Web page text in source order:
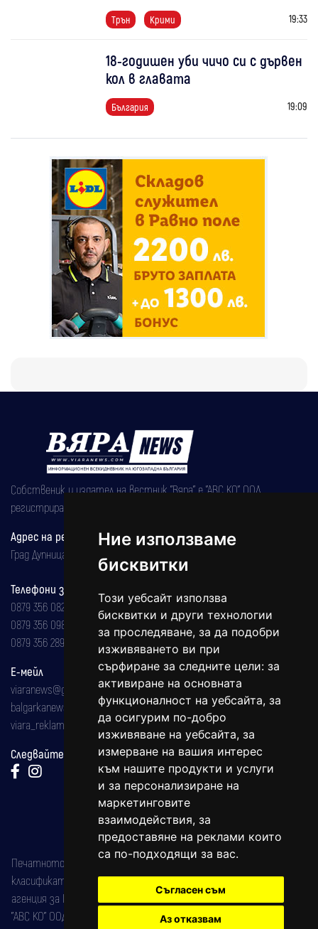
Ние използваме
бисквитки
Този уебсайт използва
бисквитки и други технологии
за проследяване, за да подобри
изживяването ви при
сърфиране за следните цели: за
активиране на основната
функционалност на уебсайта, за
да осигурим по-добро
изживяване на уебсайта, за
измерване на вашия интерес
към нашите продукти и услуги
и за персонализиране на
маркетинговите
взаимодействия, за
предоставяне на реклами които
са по-подходящи за вас.
Съгласен съм
Аз отказвам
Трън Крими 19:33
18-годишен уби чичо си с дървен
кол в главата
България 19:09
Собственик и издател на вестник "Вяра" е "АВС КО" ООД,
регистрирана на 08.05.2002 година.
Адрес на редакцията
Град Дупница, ул.''Христо Ботев" 43
Телефони за реклама и абонаменти
0879 356 082
0879 356 098
0879 356 289
Е-мейл
viaranews@gmail.com
balgarkanews@gmail.com
viara_reklama@mail.bg
Следвайте ни:
Печатното издание на вестника е регистрирано в националния
класификатор на печатните издания (Българска национална
агенция за ISSN) под номер: ISSN 1312-4722.
"АВС КО" ООД е притежател на марката: Вяра информационен